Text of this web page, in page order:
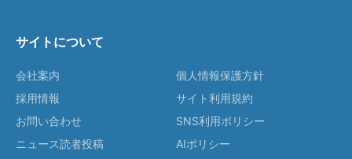
サイトについて
会社案内
採用情報
お問い合わせ
ニュース読者投稿
個人情報保護方針
サイト利用規約
SNS利用ポリシー
AIポリシー